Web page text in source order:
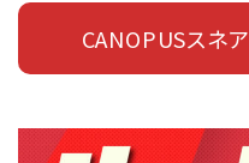
CANOPUSスネ